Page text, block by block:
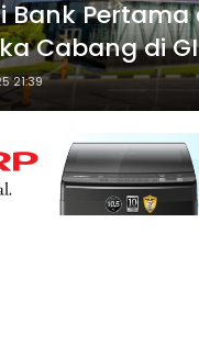
Bank
Cabang di
21:39